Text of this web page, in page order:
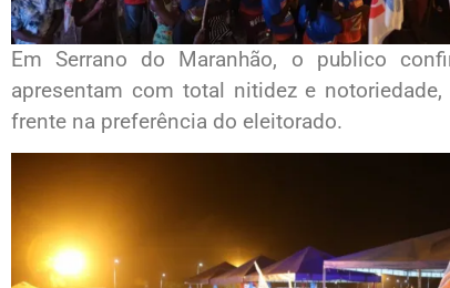
Em Serrano do Maranhão, o publico
apresentam com total nitidez e
frente na preferência do eleitorado.